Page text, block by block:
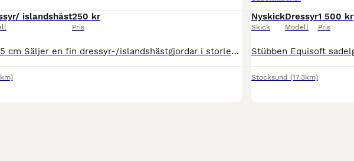
islandshäst250 kr
Pris
Sadelgjord45 cm Säljer en fin dressyr-/islandshästgjordar i storlek 45 cm. Är i mycket gott skick med välfungerande spännen. Endast använd vid 2 tillfällen neoprengjord – 45 cm • Klassisk, rak standa
Nyskick
Skick
Dressyr
Modell
1 500 kr
Pris
Stocksund (17.3km)